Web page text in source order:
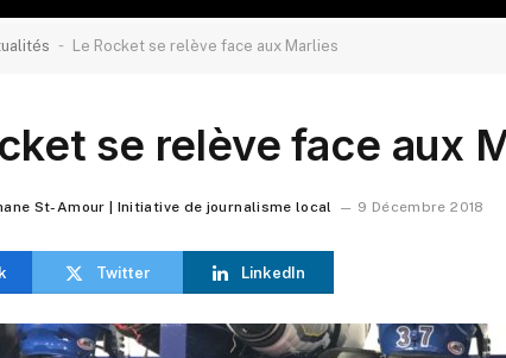
- Le Rocket se relève face aux Marlies
se relève face aux
St-Amour | Initiative de journalisme local 9 Décembre 2018
Twitter LinkedIn